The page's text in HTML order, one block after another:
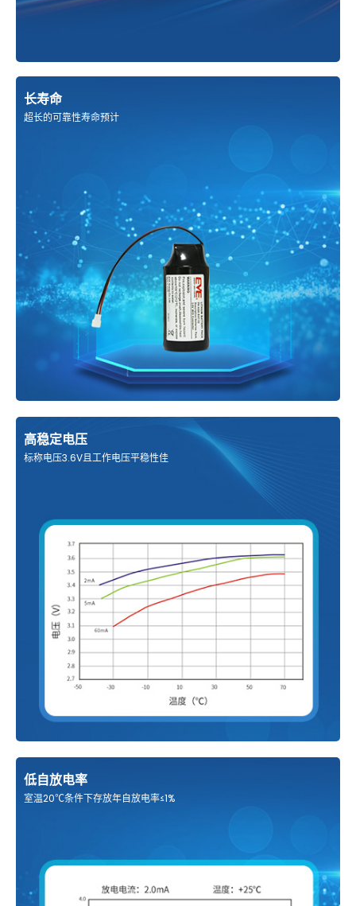
长寿命
超长的可靠性寿命预计
高稳定电压
标称电压3.6V且工作电压平稳性佳
低自放电率
室温20℃条件下存放年自放电率≤1%